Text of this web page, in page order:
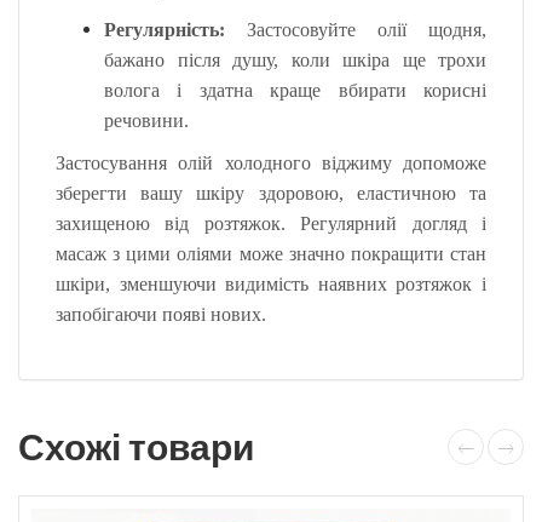
Регулярність: Застосовуйте олії щодня,
бажано після душу, коли шкіра ще трохи
волога і здатна краще вбирати корисні
речовини.
Застосування олій холодного віджиму допоможе
зберегти вашу шкіру здоровою, еластичною та
захищеною від розтяжок. Регулярний догляд і
масаж з цими оліями може значно покращити стан
шкіри, зменшуючи видимість наявних розтяжок і
запобігаючи появі нових.
Схожі товари